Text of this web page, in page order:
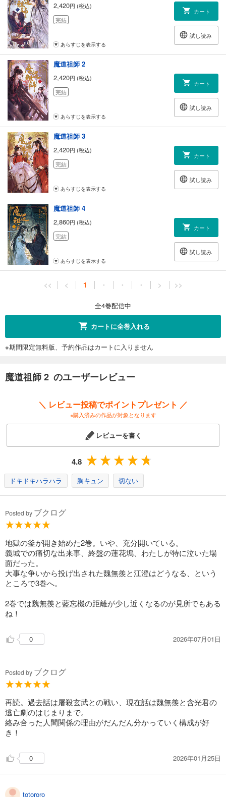
2,420円 (税込)
完結
カート
試し読み
あらすじを表示する
魔道祖師 2
2,420円 (税込)
完結
カート
試し読み
あらすじを表示する
魔道祖師 3
2,420円 (税込)
完結
カート
試し読み
あらすじを表示する
魔道祖師 4
2,860円 (税込)
完結
カート
試し読み
あらすじを表示する
<< < 1 ・ ・ ・ > >>
全4巻配信中
カートに全巻入れる
※期間限定無料版、予約作品はカートに入りません
魔道祖師 2 のユーザーレビュー
＼ レビュー投稿でポイントプレゼント ／
※購入済みの作品が対象となります
レビューを書く
4.8
ドキドキハラハラ 胸キュン 切ない
Posted by ブクログ
地獄の釜が開き始めた2巻。いや、充分開いている。
義城での痛切な出来事、終盤の蓮花塢、わたしが特に泣いた場
面だった。
大事な争いから投げ出された魏無羨と江澄はどうなる、という
ところで3巻へ。
2巻では魏無羨と藍忘機の距離が少し近くなるのが見所でもある
ね！
0 2026年07月01日
Posted by ブクログ
再読。過去話は屠殺玄武との戦い、現在話は魏無羨と含光君の
逃亡劇のはじまりまで。
絡み合った人間関係の理由がだんだん分かっていく構成が好
き！
0 2026年01月25日
totororo